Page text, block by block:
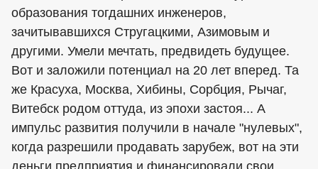
образования тогдашних инженеров,
зачитывавшихся Стругацкими, Азимовым и
другими. Умели мечтать, предвидеть будущее.
Вот и заложили потенциал на 20 лет вперед. Та
же Красуха, Москва, Хибины, Сорбция, Рычаг,
Витебск родом оттуда, из эпохи застоя... А
импульс развития получили в начале "нулевых",
когда разрешили продавать зарубеж, вот на эти
деньги предприятия и финансировали свои